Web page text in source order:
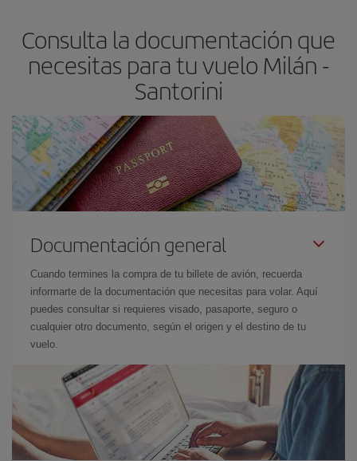
Consulta la documentación que
necesitas para tu vuelo Milán -
Santorini
Documentación general
Cuando termines la compra de tu billete de avión, recuerda
informarte de la documentación que necesitas para volar. Aquí
puedes consultar si requieres visado, pasaporte, seguro o
cualquier otro documento, según el origen y el destino de tu
vuelo.